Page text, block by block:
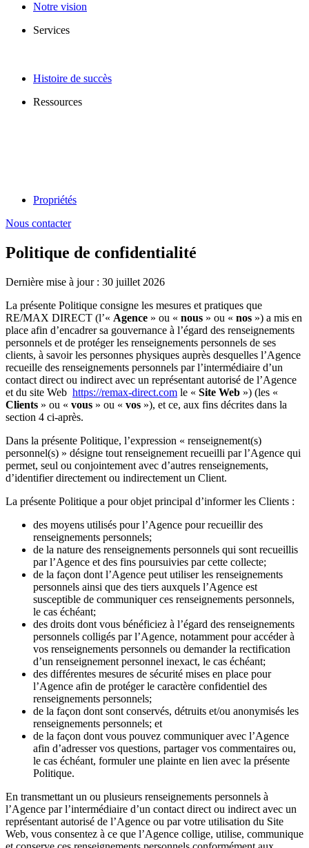
Notre vision
Services
Histoire de succès
Ressources
Propriétés
Nous contacter
Politique de confidentialité
Dernière mise à jour : 30 juillet 2026
La présente Politique consigne les mesures et pratiques que
RE/MAX DIRECT (l’« Agence » ou « nous » ou « nos ») a mis en
place afin d’encadrer sa gouvernance à l’égard des renseignements
personnels et de protéger les renseignements personnels de ses
clients, à savoir les personnes physiques auprès desquelles l’Agence
recueille des renseignements personnels par l’intermédiaire d’un
contact direct ou indirect avec un représentant autorisé de l’Agence
et du site Web https://remax-direct.com le « Site Web ») (les «
Clients » ou « vous » ou « vos »), et ce, aux fins décrites dans la
section 4 ci-après.
Dans la présente Politique, l’expression « renseignement(s)
personnel(s) » désigne tout renseignement recueilli par l’Agence qui
permet, seul ou conjointement avec d’autres renseignements,
d’identifier directement ou indirectement un Client.
La présente Politique a pour objet principal d’informer les Clients :
des moyens utilisés pour l’Agence pour recueillir des
renseignements personnels;
de la nature des renseignements personnels qui sont recueillis
par l’Agence et des fins poursuivies par cette collecte;
de la façon dont l’Agence peut utiliser les renseignements
personnels ainsi que des tiers auxquels l’Agence est
susceptible de communiquer ces renseignements personnels,
le cas échéant;
des droits dont vous bénéficiez à l’égard des renseignements
personnels colligés par l’Agence, notamment pour accéder à
vos renseignements personnels ou demander la rectification
d’un renseignement personnel inexact, le cas échéant;
des différentes mesures de sécurité mises en place pour
l’Agence afin de protéger le caractère confidentiel des
renseignements personnels;
de la façon dont sont conservés, détruits et/ou anonymisés les
renseignements personnels; et
de la façon dont vous pouvez communiquer avec l’Agence
afin d’adresser vos questions, partager vos commentaires ou,
le cas échéant, formuler une plainte en lien avec la présente
Politique.
En transmettant un ou plusieurs renseignements personnels à
l’Agence par l’intermédiaire d’un contact direct ou indirect avec un
représentant autorisé de l’Agence ou par votre utilisation du Site
Web, vous consentez à ce que l’Agence collige, utilise, communique